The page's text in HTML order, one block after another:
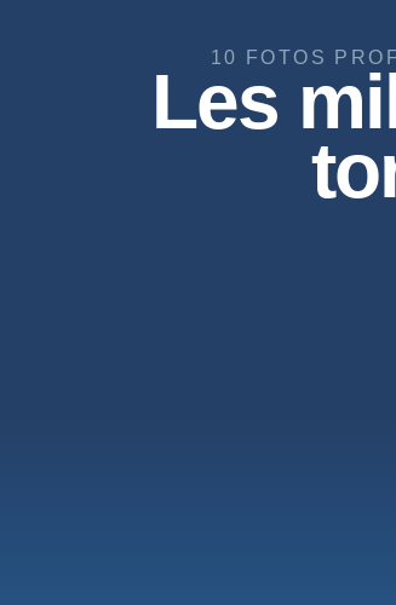
10 FOTOS
Les